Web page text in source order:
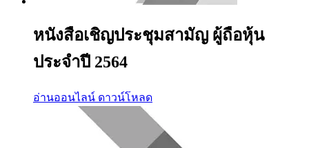
หนังสือเชิญประชุมสามัญ ผู้ถือหุ้น
ประจำปี 2564
อ่านออนไลน์ ดาวน์โหลด